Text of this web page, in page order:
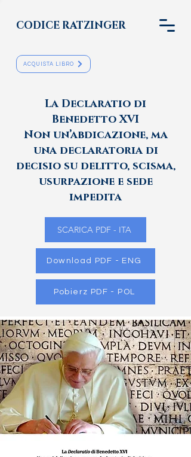
CODICE RATZINGER
ACQUISTA LIBRO
La Declaratio di
Benedetto XVI​
Non un’abdicazione, ma
una declaratoria di
decisio su delitto, scisma,
usurpazione e sede
impedita
SCARICA PDF - ITA
Download PDF - ENG
Pobierz PDF - POL